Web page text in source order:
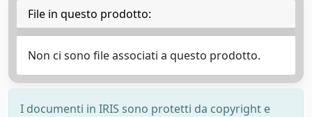
File in questo prodotto:
Non ci sono file associati a questo prodotto.
I documenti in IRIS sono protetti da copyright e